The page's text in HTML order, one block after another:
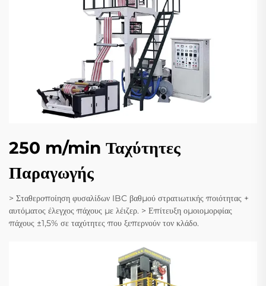
250 m/min Ταχύτητες
Παραγωγής
> Σταθεροποίηση φυσαλίδων IBC βαθμού στρατιωτικής ποιότητας +
αυτόματος έλεγχος πάχους με λέιζερ. > Επίτευξη ομοιομορφίας
πάχους ±1,5% σε ταχύτητες που ξεπερνούν τον κλάδο.